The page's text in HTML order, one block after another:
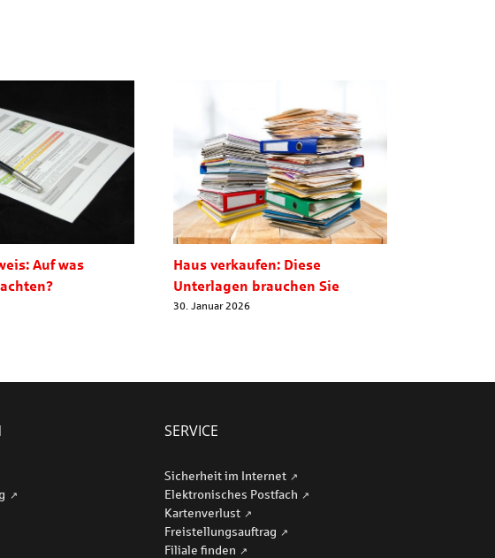
Auf was
Haus verkaufen: Diese
Unterlagen brauchen Sie
30. Januar 2026
SERVICE
Sicherheit im Internet
Elektronisches Postfach
Kartenverlust
Freistellungsauftrag
Filiale finden